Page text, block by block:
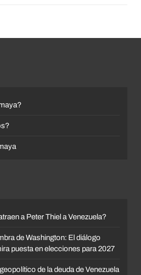
a Peter Thiel a Venezuela?
de Washington: El diálogo
puesta en elecciones para 2027
de la deuda de Venezuela